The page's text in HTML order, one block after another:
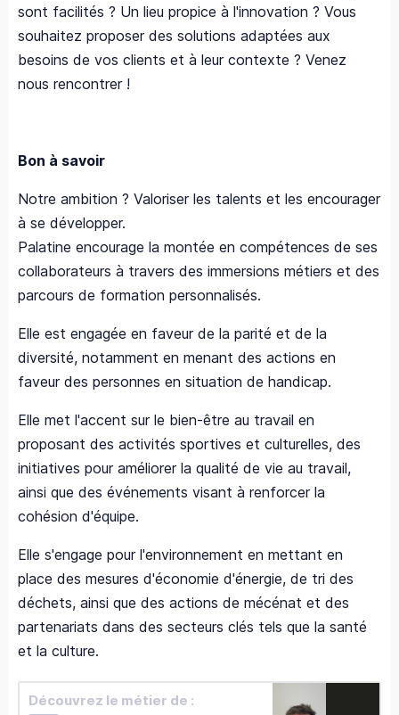
sont facilités ? Un lieu propice à l'innovation ? Vous
souhaitez proposer des solutions adaptées aux
besoins de vos clients et à leur contexte ? Venez
nous rencontrer !
Bon à savoir
Notre ambition ? Valoriser les talents et les encourager
à se développer.
Palatine encourage la montée en compétences de ses
collaborateurs à travers des immersions métiers et des
parcours de formation personnalisés.
Elle est engagée en faveur de la parité et de la
diversité, notamment en menant des actions en
faveur des personnes en situation de handicap.
Elle met l'accent sur le bien-être au travail en
proposant des activités sportives et culturelles, des
initiatives pour améliorer la qualité de vie au travail,
ainsi que des événements visant à renforcer la
cohésion d'équipe.
Elle s'engage pour l'environnement en mettant en
place des mesures d'économie d'énergie, de tri des
déchets, ainsi que des actions de mécénat et des
partenariats dans des secteurs clés tels que la santé
et la culture.
Découvrez le métier de :